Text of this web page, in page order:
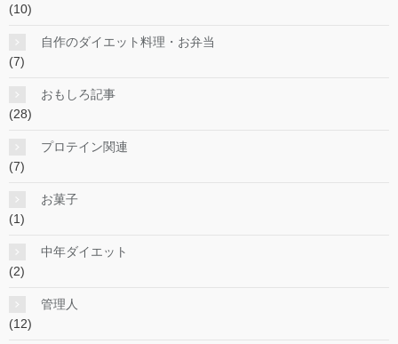
(10)
自作のダイエット料理・お弁当
(7)
おもしろ記事
(28)
プロテイン関連
(7)
お菓子
(1)
中年ダイエット
(2)
管理人
(12)